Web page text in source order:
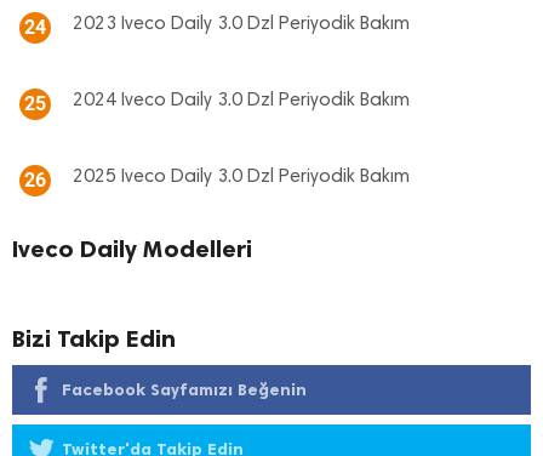
24 2023 Iveco Daily 3.0 Dzl Periyodik Bakım
25 2024 Iveco Daily 3.0 Dzl Periyodik Bakım
26 2025 Iveco Daily 3.0 Dzl Periyodik Bakım
Iveco Daily Modelleri
Bizi Takip Edin
Facebook Sayfamızı Beğenin
Twitter'da Takip Edin